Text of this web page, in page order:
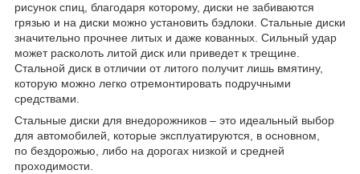
рисунок спиц, благодаря которому, диски не забиваются
грязью и на диски можно установить бэдлоки. Стальные диски
значительно прочнее литых и даже кованных. Сильный удар
может расколоть литой диск или приведет к трещине.
Стальной диск в отличии от литого получит лишь вмятину,
которую можно легко отремонтировать подручными
средствами.
Стальные диски для внедорожников – это идеальный выбор
для автомобилей, которые эксплуатируются, в основном,
по бездорожью, либо на дорогах низкой и средней
проходимости.